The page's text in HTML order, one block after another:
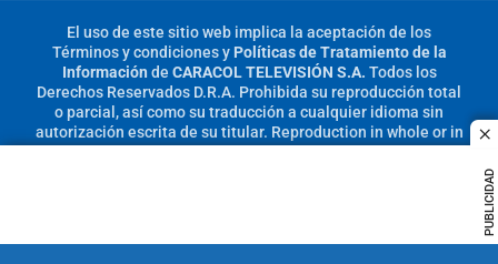
PUBLICIDAD
El uso de este sitio web implica la aceptación de los
Términos y condicionesy Políticas de Tratamiento de la
Información de CARACOL TELEVISIÓN S.A. Todos los
Derechos Reservados D.R.A. Prohibida su reproducción total
o parcial, así como su traducción a cualquier idioma sin
autorización escrita de su titular. Reproduction in whole or in